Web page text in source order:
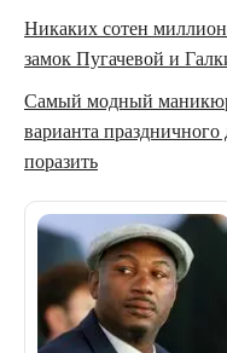
Никаких сотен
замок Пугачевой и
Самый модный
варианта
поразить